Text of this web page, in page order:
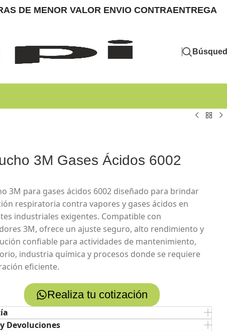
DE MENOR VALOR ENVIO CONTRAENTREGA
3M Gases Ácidos 6002
3M para gases ácidos 6002 diseñado para brindar
respiratoria contra vapores y gases ácidos en
industriales exigentes. Compatible con
3M, ofrece un ajuste seguro, alto rendimiento y
confiable para actividades de mantenimiento,
industria química y procesos donde se requiere
eficiente.
Realiza tu cotización
Devoluciones